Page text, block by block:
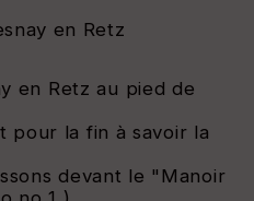
en Retz
en Retz au pied de
pour la fin à savoir la
devant le "Manoir